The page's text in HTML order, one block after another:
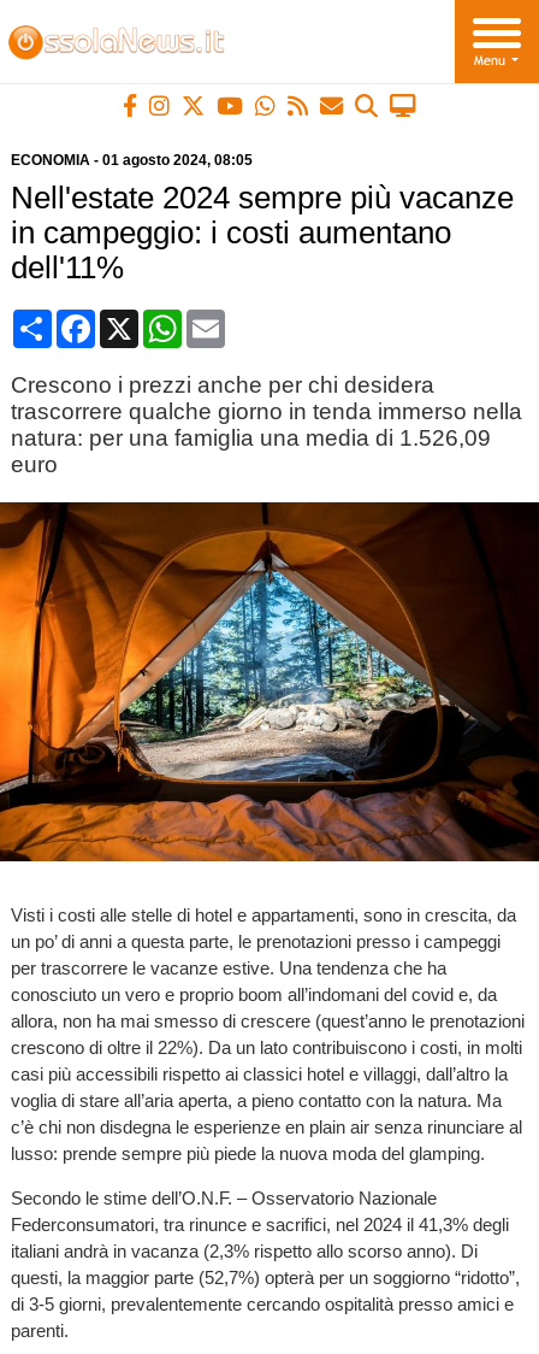
ECONOMIA- 01 agosto 2024, 08:05
Nell'estate 2024 sempre più vacanze
in campeggio: i costi aumentano
dell'11%
CondividiFacebook
X WhatsApp
Email
Crescono i prezzi anche per chi desidera
trascorrere qualche giorno in tenda immerso nella
natura: per una famiglia una media di 1.526,09
euro
Visti i costi alle stelle di hotel e appartamenti, sono in crescita, da
un po’ di anni a questa parte, le prenotazioni presso i campeggi
per trascorrere le vacanze estive. Una tendenza che ha
conosciuto un vero e proprio boom all’indomani del covid e, da
allora, non ha mai smesso di crescere (quest’anno le prenotazioni
crescono di oltre il 22%). Da un lato contribuiscono i costi, in molti
casi più accessibili rispetto ai classici hotel e villaggi, dall’altro la
voglia di stare all’aria aperta, a pieno contatto con la natura. Ma
c’è chi non disdegna le esperienze en plain air senza rinunciare al
lusso: prende sempre più piede la nuova moda del glamping.
Secondo le stime dell’O.N.F. – Osservatorio Nazionale
Federconsumatori, tra rinunce e sacrifici, nel 2024 il 41,3% degli
italiani andrà in vacanza (2,3% rispetto allo scorso anno). Di
questi, la maggior parte (52,7%) opterà per un soggiorno “ridotto”,
di 3-5 giorni, prevalentemente cercando ospitalità presso amici e
parenti.